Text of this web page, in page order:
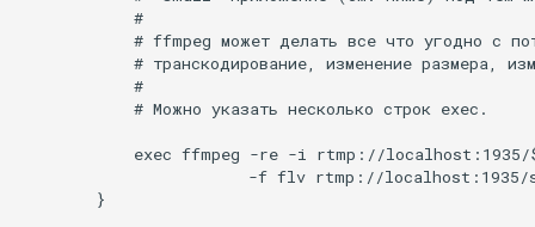
rabbitmqstomp
redis-connector
            #
# ffmpeg может делать все что угодно с
# транскодирование, изменение размера,
            #
            # Можно указать несколько строк exec.
exec ffmpeg -re -i rtmp://
-f flv rtmp://
        }